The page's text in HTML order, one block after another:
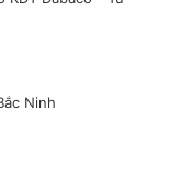
KĐT Dabaco - Từ
Ninh